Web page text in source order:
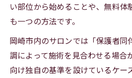
い部位から始めることや、無料体
も一つの方法です。
岡崎市内のサロンでは「保護者同
調によって施術を見合わせる場合
向け独自の基準を設けているケー